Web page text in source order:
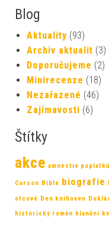
Blog
Aktuality (93)
Archiv aktualit (3)
Doporučujeme (2)
Minirecenze (18)
Nezařazené (46)
Zajímavosti (6)
Štítky
akce amnestie poplatků
Carson Bible biografie
otcové Den knihoven
historický román klanění